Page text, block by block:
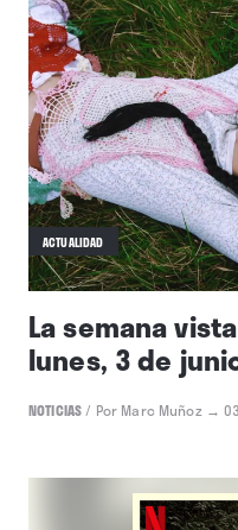
ACTUALIDAD
La semana
lunes, 3 de
NOTICIAS/ Por Marc Muñoz →